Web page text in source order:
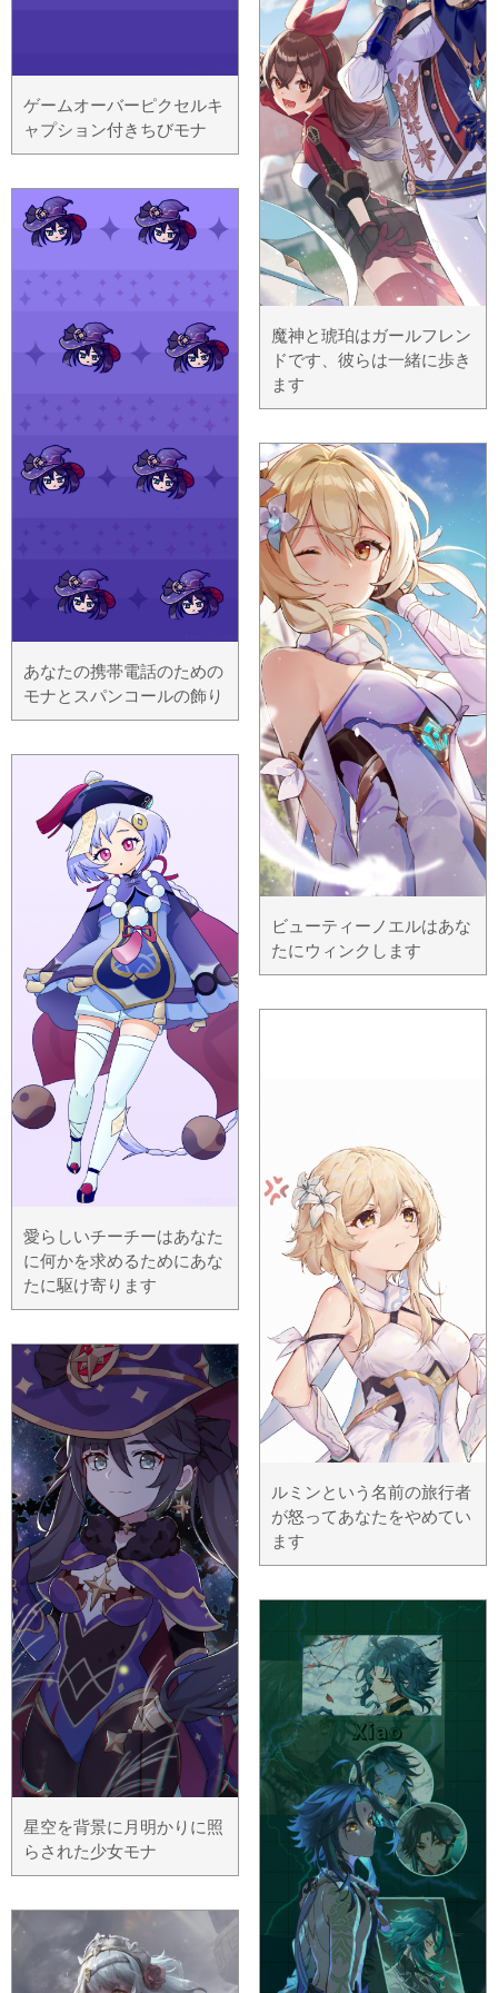
ゲームオーバーピクセルキ
ャプション付きちびモナ
あなたの携帯電話のための
モナとスパンコールの飾り
愛らしいチーチーはあなた
に何かを求めるためにあな
たに駆け寄ります
星空を背景に月明かりに照
らされた少女モナ
魔神と琥珀はガールフレン
ドです、彼らは一緒に歩き
ます
ビューティーノエルはあな
たにウィンクします
ルミンという名前の旅行者
が怒ってあなたをやめてい
ます